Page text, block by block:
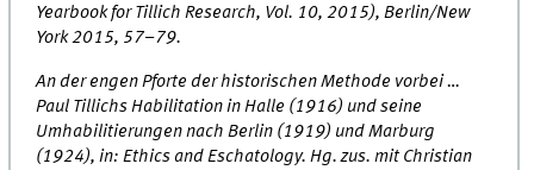
Yearbook for Tillich Research, Vol. 10, 2015), Berlin/New
York 2015, 57–79.
An der engen Pforte der historischen Methode vorbei …
Paul Tillichs Habilitation in Halle (1916) und seine
Umhabilitierungen nach Berlin (1919) und Marburg
(1924), in: Ethics and Eschatology. Hg. zus. mit Christian